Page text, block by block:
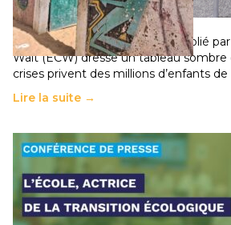
population
11 juillet 2026- National
Un nouveau rapport mondial publié
Wait (ECW) dresse un tableau sombre
crises privent des millions d’enfants de
Lire la suite →